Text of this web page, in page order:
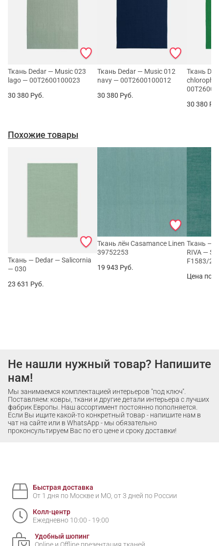
Ткань Dedar — Music 023
lago — 00T2600100023
30 380 Руб.
Ткань Dedar — Music 012
navy — 00T2600100012
30 380 Руб.
Ткань
30 380
Похожие товары
Ткань — Dedar — Salicornia
— 030
23 631 Руб.
Ткань лён Casamance Linen
39752253
19 943 Руб.
Ткань —
RIVA —
F1583/21
Цена по
Не нашли нужный товар? Напишите
нам!
Мы занимаемся комплектацией интерьеров "под ключ".
Поставляем: ковры, ткани и другие детали интерьера с лучших
фабрик Европы. Наш ассортимент постоянно пополняется.
Если Вы ищите какой-то конкретный товар - напишите нам в
чат на сайте или в WhatsApp - мы обязательно
проконсультируем Вас по его цене и сроку доставки!
Быстрая доставка
От 1 дня по Москве и МО, от 3 дней по России
Колл-центр
Ежедневно 10:00 - 19:00
Удобный шопинг
Online и Offline презентация тканей